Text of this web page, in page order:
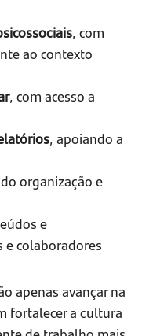
, com
ao contexto
, com acesso a
, apoiando a
organização e
e
e colaboradores
apenas avançar na
fortalecer a cultura